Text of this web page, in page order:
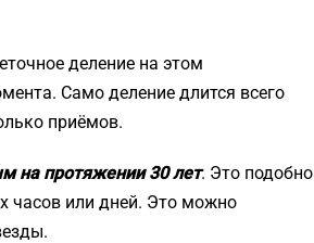
деление на этом
Само деление длится всего
приёмов.
на протяжении 30 лет. Это подобно
часов или дней. Это можно